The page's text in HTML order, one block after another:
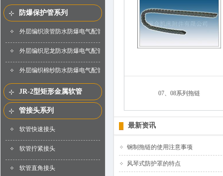
防爆保护管系列
外层编织浪管防水防爆电气配管
外层编织尼龙防水防爆电气配管
外层编织棉纱防水防爆电气配管
JR-2型矩形金属软管
管接头系列
软管快速接头
软管拧紧接头
软管直角接头
07、08系列拖链
最新资讯
钢制拖链的使用注意事项
风琴式防护罩的特点